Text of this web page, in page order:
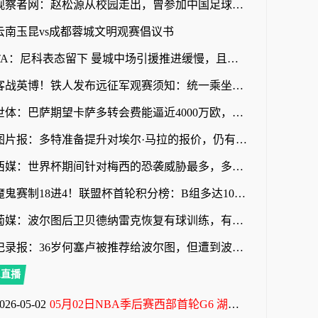
观察者网：赵松源从校园走出，曾参加中国足球小将项目
南玉昆vs成都蓉城文明观赛倡议书
TA：尼科表态留下 曼城中场引援推进缓慢，且罗德里等多人或离队
客战英博！铁人发布远征军观赛须知：统一乘坐接驳车前往体育场
世体：巴萨期望卡萨多转会费能逼近4000万欧，新月不愿满足
图片报：多特准备提升对埃尔·马拉的报价，仍有望和科隆达成协议
西媒：世界杯期间针对梅西的恐袭威胁最多，多人扬言要炸弹袭击
魔鬼赛制18进4！联盟杯首轮积分榜：B组多达10队3分！迈阿密第三
葡媒：波尔图后卫贝德纳雷克恢复有球训练，有望赶上葡超赛季首战
记录报：36岁何塞卢被推荐给波尔图，但遭到波尔图管理层拒绝
播
05-02 05月02日NBA季后赛西部首轮G6 湖人 - 火箭 全场录像